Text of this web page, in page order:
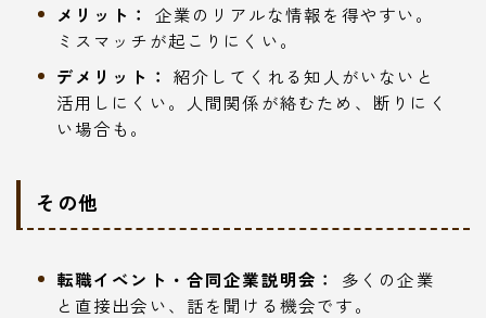
メリット：
企業のリアルな情報を得やすい。
ミスマッチが起こりにくい。
デメリット： 紹介してくれる知人がいないと
活用しにくい。人間関係が絡むため、断りにく
い場合も。
その他
転職イベント・合同企業説明会：
多くの企業
と直接出会い、話を聞ける機会です。